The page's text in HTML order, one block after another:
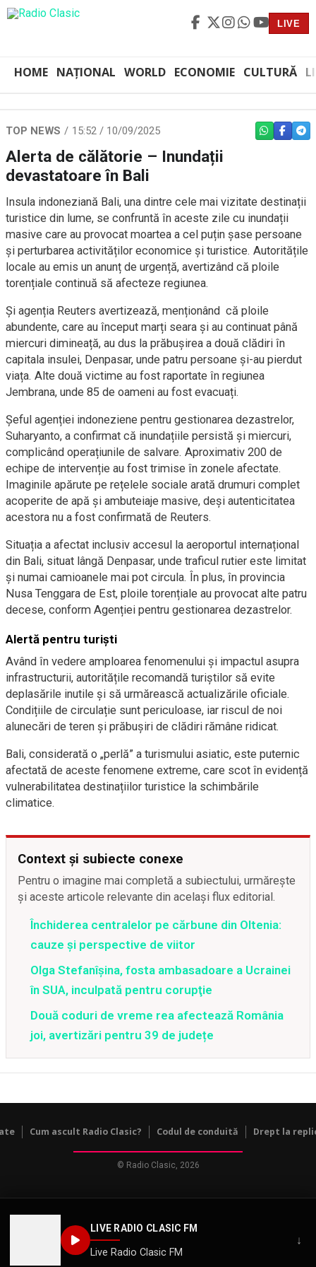
LIVE
HOME NAȚIONAL WORLD ECONOMIE CULTURĂ
LIVE RADIO CLASIC FM
Live Radio Clasic FM
↓
TOP NEWS 15:52 / 10/09/2025 WHATSAPP
Alerta de călătorie – Inundații
devastatoare în Bali
Insula indoneziană Bali, una dintre cele mai vizitate destinații
turistice din lume, se confruntă în aceste zile cu inundații
masive care au provocat moartea a cel puțin șase persoane
și perturbarea activităților economice și turistice. Autoritățile
locale au emis un anunț de urgență, avertizând că ploile
torențiale continuă să afecteze regiunea.
Și agenția Reuters avertizează, menționând că ploile
abundente, care au început marți seara și au continuat până
miercuri dimineață, au dus la prăbușirea a două clădiri în
capitala insulei, Denpasar, unde patru persoane și-au pierdut
viața. Alte două victime au fost raportate în regiunea
Jembrana, unde 85 de oameni au fost evacuați.
Șeful agenției indoneziene pentru gestionarea dezastrelor,
Suharyanto, a confirmat că inundațiile persistă și miercuri,
complicând operațiunile de salvare. Aproximativ 200 de
echipe de intervenție au fost trimise în zonele afectate.
Imaginile apărute pe rețelele sociale arată drumuri complet
acoperite de apă și ambuteiaje masive, deși autenticitatea
acestora nu a fost confirmată de Reuters.
Situația a afectat inclusiv accesul la aeroportul internațional
din Bali, situat lângă Denpasar, unde traficul rutier este limitat
și numai camioanele mai pot circula. În plus, în provincia
Nusa Tenggara de Est, ploile torențiale au provocat alte patru
decese, conform Agenției pentru gestionarea dezastrelor.
Alertă pentru turiști
Având în vedere amploarea fenomenului și impactul asupra
infrastructurii, autoritățile recomandă turiștilor să evite
deplasările inutile și să urmărească actualizările oficiale.
Condițiile de circulație sunt periculoase, iar riscul de noi
alunecări de teren și prăbușiri de clădiri rămâne ridicat.
Bali, considerată o „perlă” a turismului asiatic, este puternic
afectată de aceste fenomene extreme, care scot în evidență
vulnerabilitatea destinațiilor turistice la schimbările
climatice.
Context și subiecte conexe
Pentru o imagine mai completă a subiectului, urmărește
și aceste articole relevante din același flux editorial.
Închiderea centralelor pe cărbune din Oltenia:
cauze și perspective de viitor
Olga Stefanîşina, fosta ambasadoare a Ucrainei
în SUA, inculpată pentru corupţie
Două coduri de vreme rea afectează România
joi, avertizări pentru 39 de județe
Cum ascult Radio Clasic? Codul de conduită Drept la
© Radio Clasic, 2026